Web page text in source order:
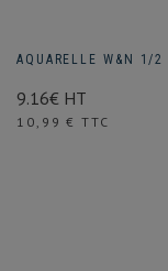
AQUARELLE W&N 1/
9.16€ HT
Prix
10,99 € TTC